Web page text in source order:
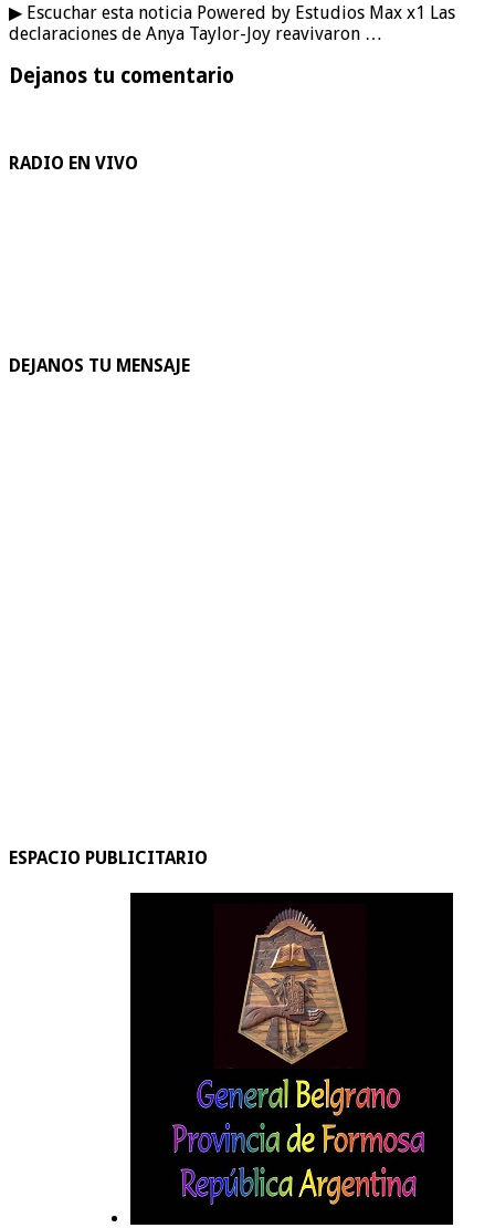
▶ Escuchar esta noticia Powered by Estudios Max x1 Las
declaraciones de Anya Taylor-Joy reavivaron …
Dejanos tu comentario
RADIO EN VIVO
DEJANOS TU MENSAJE
ESPACIO PUBLICITARIO